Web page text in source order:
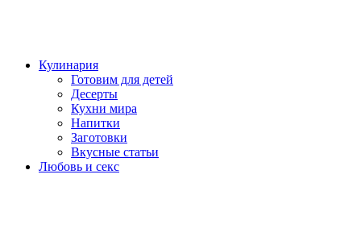
Кулинария
Готовим для детей
Десерты
Кухни мира
Напитки
Заготовки
Вкусные статьи
Любовь и секс